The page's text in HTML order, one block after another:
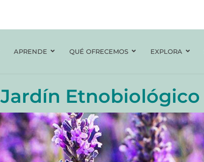
APRENDE QUÉ OFRECEMOS EXPLORA
Jardín Etnobiológico